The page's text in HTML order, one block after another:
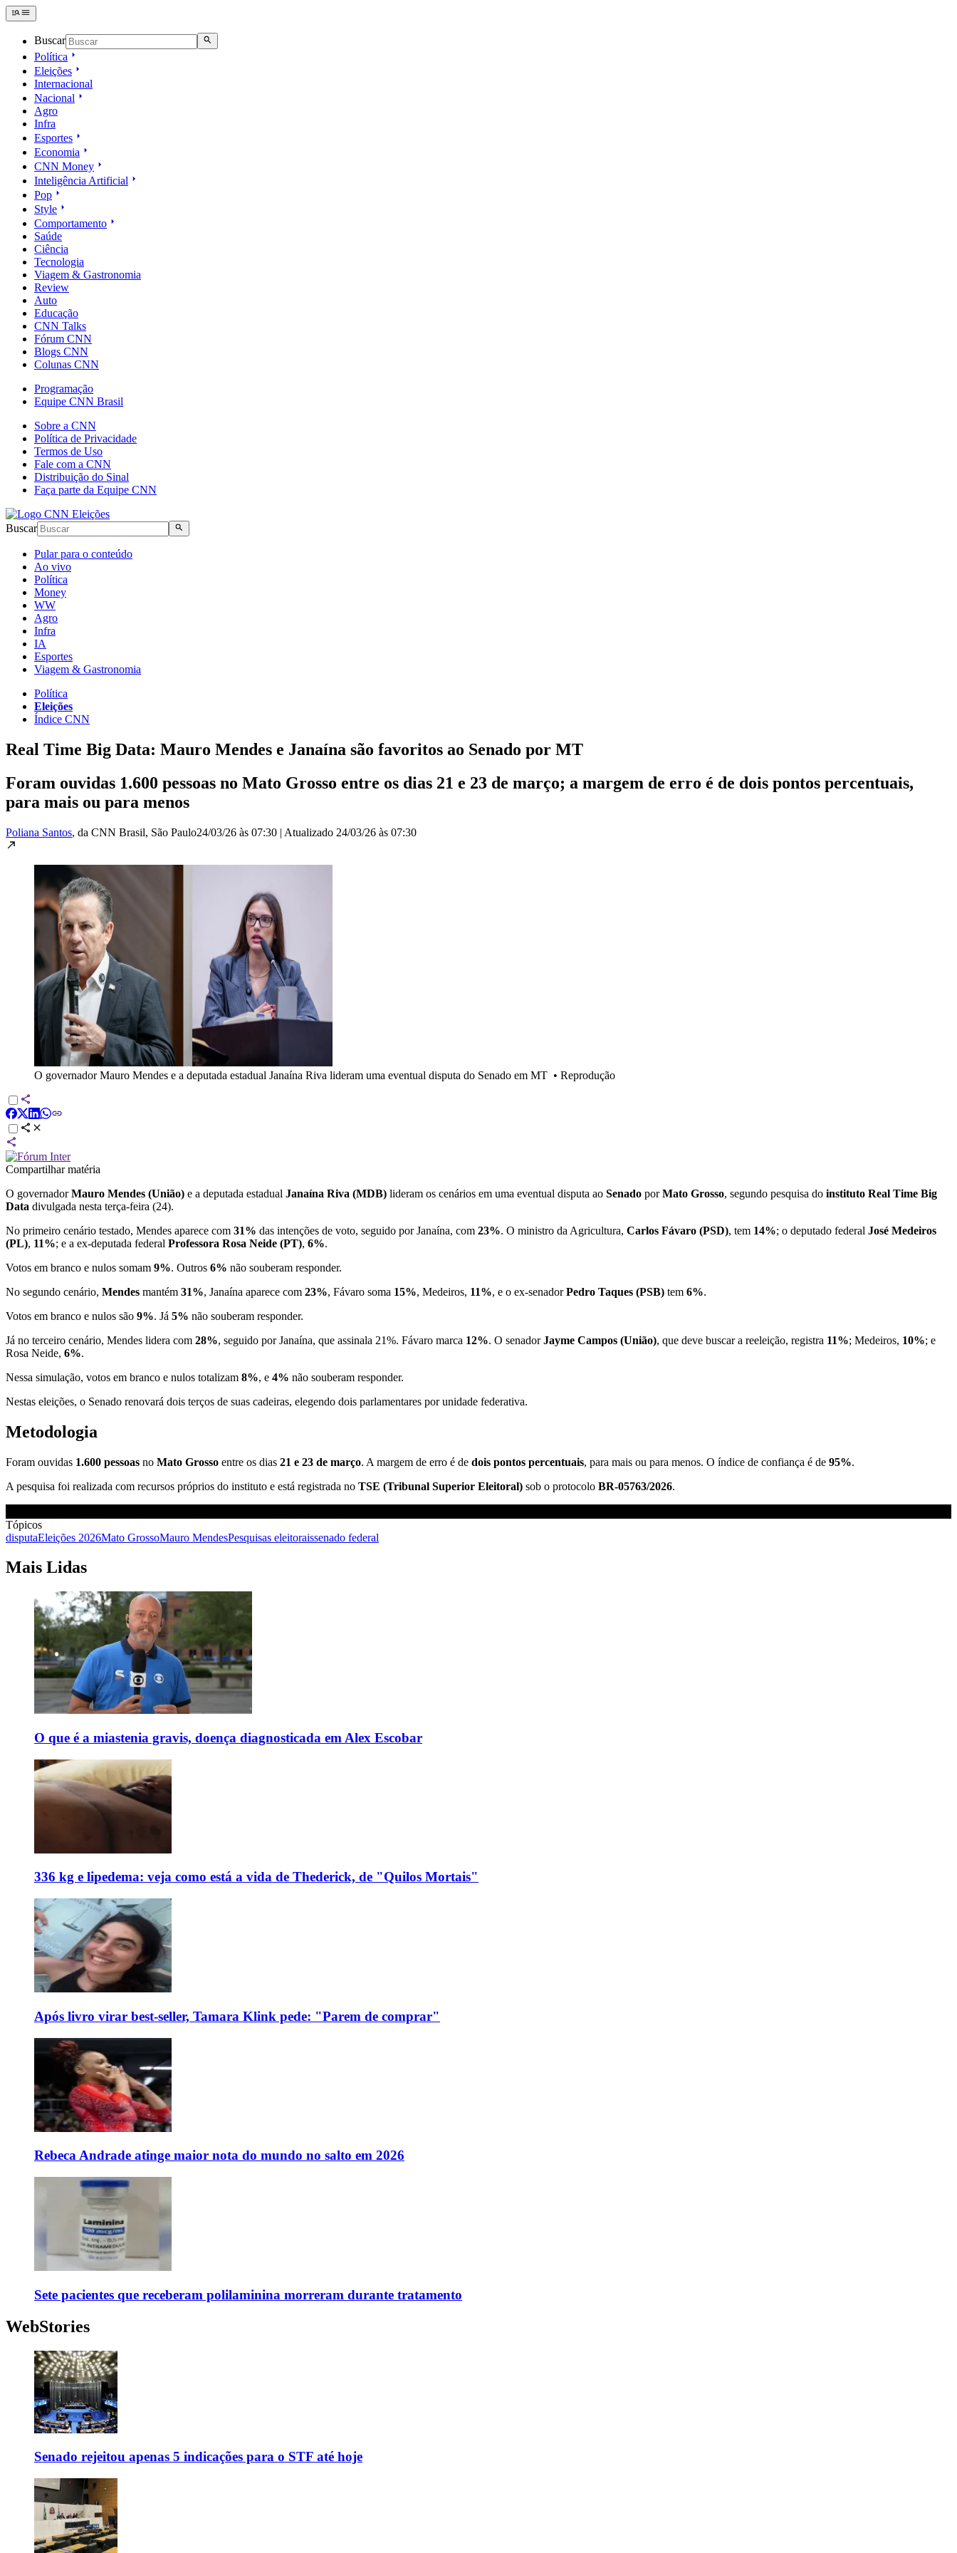
Buscar
Política
Eleições
Internacional
Nacional
Agro
Infra
Esportes
Economia
CNN Money
Inteligência Artificial
Pop
Style
Comportamento
Saúde
Ciência
Tecnologia
Viagem & Gastronomia
Review
Auto
Educação
CNN Talks
Fórum CNN
Blogs CNN
Colunas CNN
Programação
Equipe CNN Brasil
Sobre a CNN
Política de Privacidade
Termos de Uso
Fale com a CNN
Distribuição do Sinal
Faça parte da Equipe CNN
Buscar
Pular para o conteúdo
Ao vivo
Política
Money
WW
Agro
Infra
IA
Esportes
Viagem & Gastronomia
Política
Eleições
Índice CNN
Real Time Big Data: Mauro Mendes e Janaína são favoritos ao Senado por MT
Foram ouvidas 1.600 pessoas no Mato Grosso entre os dias 21 e 23 de março; a margem de erro é de dois pontos percentuais,
para mais ou para menos
Poliana Santos, da CNN Brasil, São Paulo24/03/26 às 07:30 | Atualizado 24/03/26 às 07:30
O governador Mauro Mendes e a deputada estadual Janaína Riva lideram uma eventual disputa do Senado em MT • Reprodução
Compartilhar matéria
O governadorMauro Mendes (União) e a deputada estadual Janaína Riva (MDB) lideram os cenários em uma eventual disputa ao Senado porMato Grosso, segundo pesquisa do instituto Real Time Big
Data divulgada nesta terça-feira (24).
No primeiro cenário testado, Mendes aparece com 31% das intenções de voto, seguido por Janaína, com 23%. O ministro da Agricultura, Carlos Fávaro (PSD), tem 14%; o deputado federal José Medeiros
(PL), 11%; e a ex-deputada federal Professora Rosa Neide (PT), 6%.
Votos em branco e nulos somam 9%. Outros 6% não souberam responder.
No segundo cenário, Mendes mantém 31%, Janaína aparece com 23%, Fávaro soma 15%, Medeiros, 11%, e o ex-senadorPedro Taques (PSB) tem 6%.
Votos em branco e nulos são 9%. Já 5% não souberam responder.
Já no terceiro cenário, Mendes lidera com 28%, seguido por Janaína, que assinala 21%. Fávaro marca 12%. O senadorJayme Campos (União), que deve buscar a reeleição, registra 11%; Medeiros, 10%; e
Rosa Neide, 6%.
Nessa simulação, votos em branco e nulos totalizam 8%, e 4% não souberam responder.
Nestas eleições, o Senado renovará dois terços de suas cadeiras, elegendo dois parlamentares por unidade federativa.
Metodologia
Foram ouvidas 1.600 pessoas no Mato Grosso entre os dias 21 e 23 de março. A margem de erro é de dois pontos percentuais, para mais ou para menos. O índice de confiança é de 95%.
A pesquisa foi realizada com recursos próprios do instituto e está registrada no TSE (Tribunal Superior Eleitoral) sob o protocolo BR-05763/2026.
Tópicos
disputaEleições 2026Mato GrossoMauro MendesPesquisas eleitoraissenado federal
Mais Lidas
O que é a miastenia gravis, doença diagnosticada em Alex Escobar
336 kg e lipedema: veja como está a vida de Thederick, de "Quilos Mortais"
Após livro virar best-seller, Tamara Klink pede: "Parem de comprar"
Rebeca Andrade atinge maior nota do mundo no salto em 2026
Sete pacientes que receberam polilaminina morreram durante tratamento
WebStories
Senado rejeitou apenas 5 indicações para o STF até hoje